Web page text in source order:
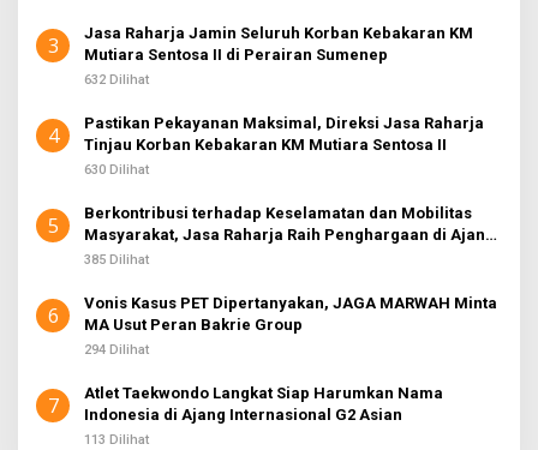
3
Jasa Raharja Jamin Seluruh Korban Kebakaran KM
Mutiara Sentosa II di Perairan Sumenep
632 Dilihat
4
Pastikan Pekayanan Maksimal, Direksi Jasa Raharja
Tinjau Korban Kebakaran KM Mutiara Sentosa II
630 Dilihat
5
Berkontribusi terhadap Keselamatan dan Mobilitas
Masyarakat, Jasa Raharja Raih Penghargaan di Ajang
Transportasi Indonesia Awards 2026
385 Dilihat
6
Vonis Kasus PET Dipertanyakan, JAGA MARWAH Minta
MA Usut Peran Bakrie Group
294 Dilihat
7
Atlet Taekwondo Langkat Siap Harumkan Nama
Indonesia di Ajang Internasional G2 Asian
113 Dilihat